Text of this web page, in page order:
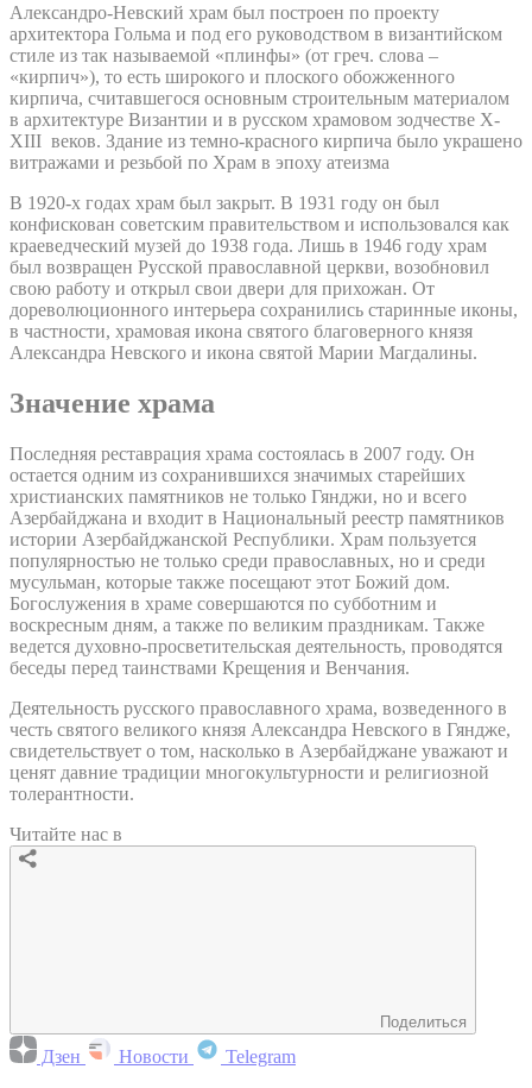
Александро-Невский храм был построен по проекту
архитектора Гольма и под его руководством в византийском
стиле из так называемой «плинфы» (от греч. слова –
«кирпич»), то есть широкого и плоского обожженного
кирпича, считавшегося основным строительным материалом
в архитектуре Византии и в русском храмовом зодчестве X-
XIII веков. Здание из темно-красного кирпича было украшено
витражами и резьбой по Храм в эпоху атеизма
В 1920-х годах храм был закрыт. В 1931 году он был
конфискован советским правительством и использовался как
краеведческий музей до 1938 года. Лишь в 1946 году храм
был возвращен Русской православной церкви, возобновил
свою работу и открыл свои двери для прихожан. От
дореволюционного интерьера сохранились старинные иконы,
в частности, храмовая икона святого благоверного князя
Александра Невского и икона святой Марии Магдалины.
Значение храма
Последняя реставрация храма состоялась в 2007 году. Он
остается одним из сохранившихся значимых старейших
христианских памятников не только Гянджи, но и всего
Азербайджана и входит в Национальный реестр памятников
истории Азербайджанской Республики. Храм пользуется
популярностью не только среди православных, но и среди
мусульман, которые также посещают этот Божий дом.
Богослужения в храме совершаются по субботним и
воскресным дням, а также по великим праздникам. Также
ведется духовно-просветительская деятельность, проводятся
беседы перед таинствами Крещения и Венчания.
Деятельность русского православного храма, возведенного в
честь святого великого князя Александра Невского в Гяндже,
свидетельствует о том, насколько в Азербайджане уважают и
ценят давние традиции многокультурности и религиозной
толерантности.
Читайте нас в
Поделиться
Дзен Новости Telegram